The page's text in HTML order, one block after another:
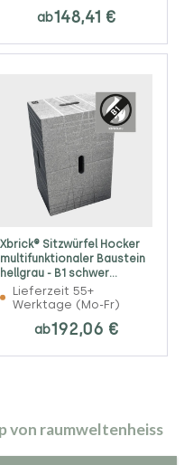
ab148,41 €
Xbrick® Sitzwürfel Hocker
multifunktionaler Baustein
hellgrau - B1 schwer
entflammbar
Lieferzeit 55+
Werktage (Mo-Fr)
ab192,06 €
von raumweltenheiss